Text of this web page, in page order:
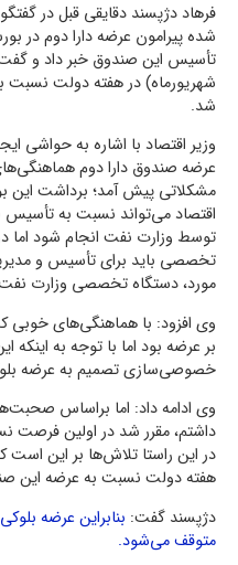
فرهاد دژپسند دقایقی قبل در
شده پیرامون عرضه دارا دوم در
تأسیس این صندوق خبر داد و
شهریورماه) در هفته دولت نسبت
شد.
وزیر اقتصاد با اشاره به حواشی
عرضه صندوق دارا دوم
مشکلاتی پیش آمد؛ برداشت این
اقتصاد می‌تواند نسبت به
توسط وزارت نفت انجام شود اما
تخصصی باید برای تأسیس و
مورد، دستگاه تخصصی وزارت
وی افزود: با هماهنگی‌های خوبی
بر عرضه بود اما با توجه به اینکه
خصوصی‌سازی تصمیم به عرضه
وی ادامه داد: اما براساس
داشتم، مقرر شد در اولین
در این راستا تلاش‌ها بر این است
هفته دولت نسبت به عرضه این
دژپسند گفت: بنابراین عرضه
متوقف می‌شود.